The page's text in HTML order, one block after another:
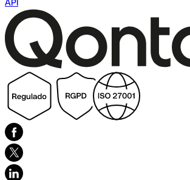
API